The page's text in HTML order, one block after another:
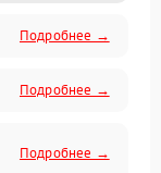
Подробнее →
Подробнее →
Подробнее →